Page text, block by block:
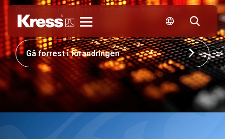
virksomhed konkurrerer på.
Gå forrest i forandringen